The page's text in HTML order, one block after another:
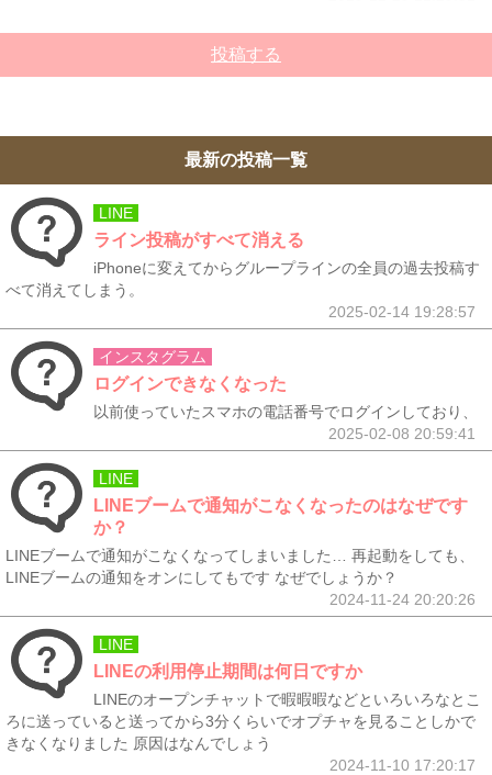
投稿する
最新の投稿一覧
LINE
ライン投稿がすべて消える
iPhoneに変えてからグループラインの全員の過去投稿す
べて消えてしまう。
2025-02-14 19:28:57
インスタグラム
ログインできなくなった
以前使っていたスマホの電話番号でログインしており、
2025-02-08 20:59:41
LINE
LINEブームで通知がこなくなったのはなぜです
か？
LINEブームで通知がこなくなってしまいました… 再起動をしても、
LINEブームの通知をオンにしてもです なぜでしょうか？
2024-11-24 20:20:26
LINE
LINEの利用停止期間は何日ですか
LINEのオープンチャットで暇暇暇などといろいろなとこ
ろに送っていると送ってから3分くらいでオプチャを見ることしかで
きなくなりました 原因はなんでしょう
2024-11-10 17:20:17